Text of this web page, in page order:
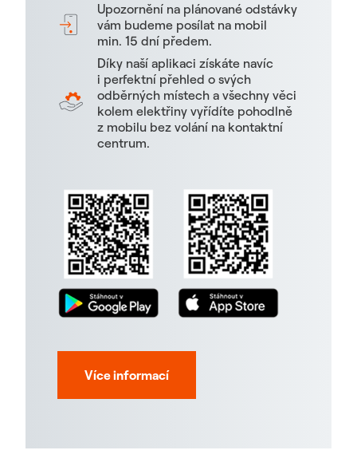
Upozornění na plánované odstávky
vám budeme posílat na mobil
min. 15 dní předem.
Díky naší aplikaci získáte navíc
i perfektní přehled o svých
odběrných místech a všechny věci
kolem elektřiny vyřídíte pohodlně
z mobilu bez volání na kontaktní
centrum.
Více informací